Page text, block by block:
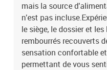
mais la source
n'est pas
le siège, le dossier et
rembourrés recouverts
sensation confortable
permettant de vous